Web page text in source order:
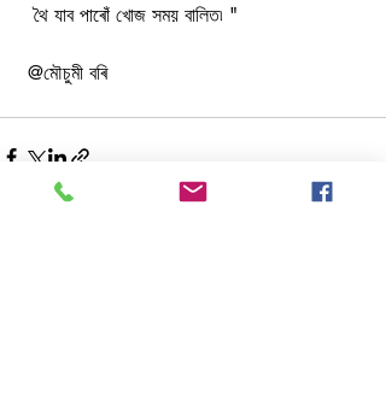
  থৈ যাব পাৰোঁ খোজ সময় বালিত৷ "
@মৌচুমী বৰি